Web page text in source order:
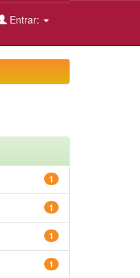
Entrar:
1
1
1
1